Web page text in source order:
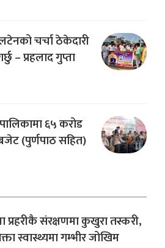
चर्चा ठेकेदारी
– प्रहलाद गुप्ता
६५ करोड
(पुर्णपाठ सहित)
प्रहरीकै संरक्षणमा कुखुरा तस्करी,
स्वास्थ्यमा गम्भीर जोखिम